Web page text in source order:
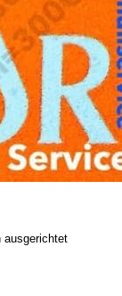
ausgerichtet